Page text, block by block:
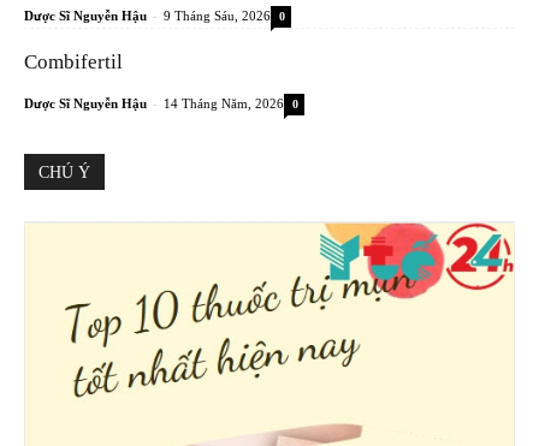
Dược Sĩ Nguyễn Hậu - 9 Tháng Sáu, 2026 0
Combifertil
Dược Sĩ Nguyễn Hậu - 14 Tháng Năm, 2026 0
CHÚ Ý